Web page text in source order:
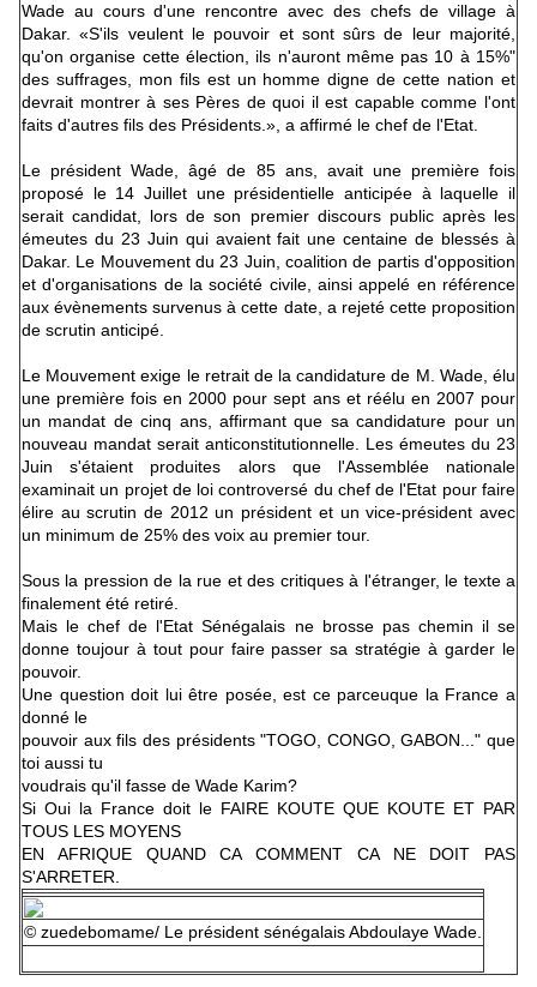
Wade au cours d'une rencontre avec des chefs de village à
Dakar. «S'ils veulent le pouvoir et sont sûrs de leur majorité,
qu'on organise cette élection, ils n'auront même pas 10 à 15%"
des suffrages, mon fils est un homme digne de cette nation et
devrait montrer à ses Pères de quoi il est capable comme l'ont
faits d'autres fils des Présidents.», a affirmé le chef de l'Etat.
Le président Wade, âgé de 85 ans, avait une première fois
proposé le 14 Juillet une présidentielle anticipée à laquelle il
serait candidat, lors de son premier discours public après les
émeutes du 23 Juin qui avaient fait une centaine de blessés à
Dakar. Le Mouvement du 23 Juin, coalition de partis d'opposition
et d'organisations de la société civile, ainsi appelé en référence
aux évènements survenus à cette date, a rejeté cette proposition
de scrutin anticipé.
Le Mouvement exige le retrait de la candidature de M. Wade, élu
une première fois en 2000 pour sept ans et réélu en 2007 pour
un mandat de cinq ans, affirmant que sa candidature pour un
nouveau mandat serait anticonstitutionnelle. Les émeutes du 23
Juin s'étaient produites alors que l'Assemblée nationale
examinait un projet de loi controversé du chef de l'Etat pour faire
élire au scrutin de 2012 un président et un vice-président avec
un minimum de 25% des voix au premier tour.
Sous la pression de la rue et des critiques à l'étranger, le texte a
finalement été retiré.
Mais le chef de l'Etat Sénégalais ne brosse pas chemin il se
donne toujour à tout pour faire passer sa stratégie à garder le
pouvoir.
Une question doit lui être posée, est ce parceuque la France a
donné le
pouvoir aux fils des présidents "TOGO, CONGO, GABON..." que
toi aussi tu
voudrais qu'il fasse de Wade Karim?
Si Oui la France doit le FAIRE KOUTE QUE KOUTE ET PAR
TOUS LES MOYENS
EN AFRIQUE QUAND CA COMMENT CA NE DOIT PAS
S'ARRETER.
© zuedebomame/ Le président sénégalais Abdoulaye Wade.